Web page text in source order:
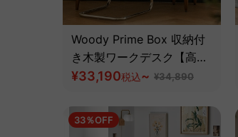
Woody Prime Box 収納付
き木製ワークデスク【高級
天然ツゲ材】
¥33,190税込~ ¥34,890
33％OFF